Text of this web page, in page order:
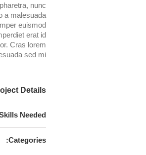
nunc
a malesuada
euismod
erat id
Cras lorem
sed mi.
Details
Needed:
Categories: